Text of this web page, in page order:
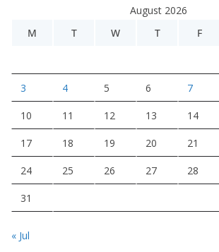
August 2026
M
T W T F
3 4 5 6 7
10 11 12 13 14
17 18 19 20 21
24 25 26 27 28
31
« Jul